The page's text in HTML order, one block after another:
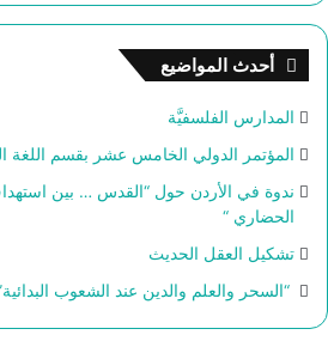
أحدث المواضيع
المدارس الفلسفيَّة
المؤتمر الدولي الخامس عشر بقسم اللغة
ندوة في الأردن حول “القدس … بين
الحضاري “
تشكيل العقل الحديث
“السحر والعلم والدين عند الشعوب